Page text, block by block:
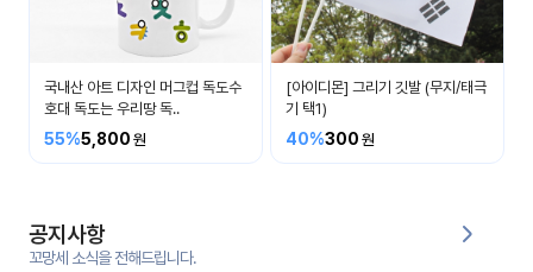
들의
이야
후기
게시
판
국내산 아트 디자인 머그컵 독도수
호대 독도는 우리땅 독..
55%5,800
[아이디몬] 그리기 깃발 (무지/태극
기 택1)
40%300
공지사항
꼬망세 소식을 전해드립니다.